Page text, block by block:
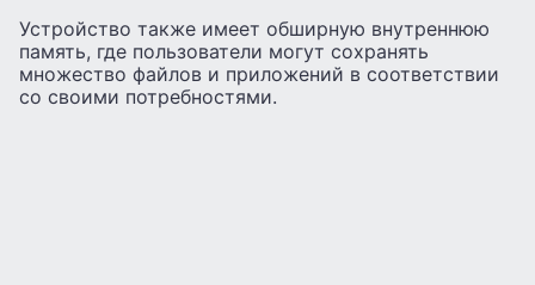
Устройство также имеет обширную внутреннюю
память, где пользователи могут сохранять
множество файлов и приложений в соответствии
со своими потребностями.